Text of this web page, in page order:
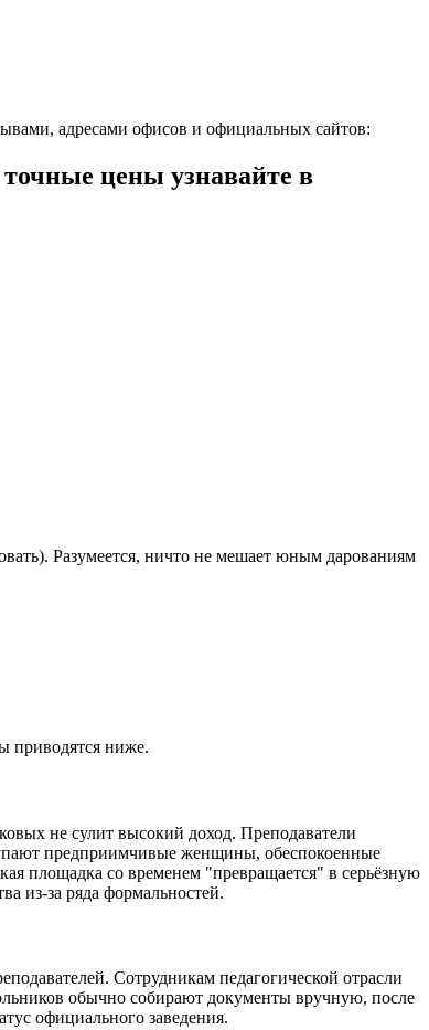
адресами офисов и официальных сайтов:
цены узнавайте в
Разумеется, ничто не мешает юным дарованиям
приводятся ниже.
не сулит высокий доход. Преподаватели
предприимчивые женщины, обеспокоенные
площадка со временем "превращается" в серьёзную
из-за ряда формальностей.
Сотрудникам педагогической отрасли
обычно собирают документы вручную, после
официального заведения.